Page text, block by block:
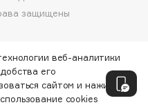
защищены
веб-аналитики
его
сайтом и нажимая
cookies